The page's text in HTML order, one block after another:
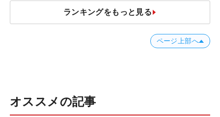
ランキングをもっと見る
ページ上部へ
オススメの記事